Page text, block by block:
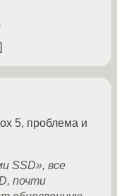
5, проблема и
SSD», все
почти